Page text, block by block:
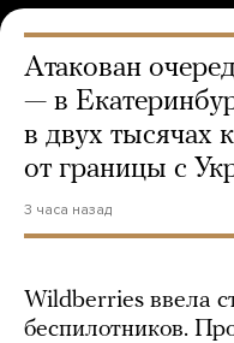
Атакован
— в
в двух тысячах
от границы с
3 часа назад
Wildberries ввела
беспилотников.